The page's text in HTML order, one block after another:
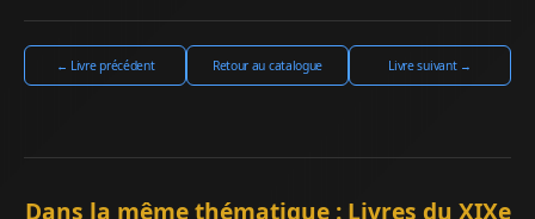
← Livre précédent Retour au catalogue Livre suivant →
Dans la même thématique : Livres du XIXe